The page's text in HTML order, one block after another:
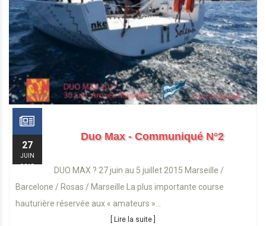
27
JUIN
2015
Duo Max - Communiqué N°2
DUO MAX ? 27 juin au 5 juillet 2015 Marseille /
Barcelone / Rosas / Marseille La plus importante course
hauturière réservée aux « amateurs »...
[ Lire la suite ]